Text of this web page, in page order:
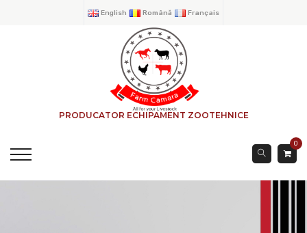
English Română Français
PRODUCATOR ECHIPAMENT ZOOTEHNICE
0